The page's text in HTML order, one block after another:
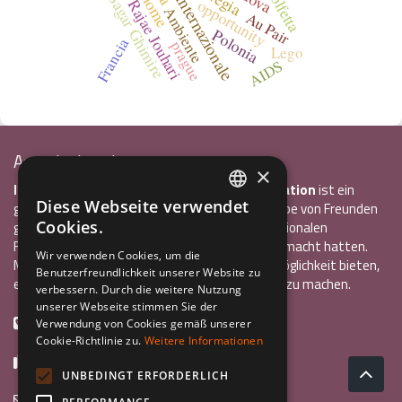
opportunity
Polonia
Rajae Jouhari
Sagar Ghimire AIDS
Ambiente Au Pair
Francia Lego
prague
Associazione Inco
InCo – Verein für Interkulturelle Kommunikationist ein
gemeinnütziger Verein, der 2004 von einer Gruppe von Freunden
gegründet wurde, die alle bereits einen internationalen
Freiwilligendienst oder ein Auslandsstudium gemacht hatten.
Mit InCo wollten sie anderen Jugendlichen die Möglichkeit bieten,
eine ähnlich bereichernde Erfahrung im Ausland zu machen.
+39 0461 984355
ITALIAN
GERMAN
×
Diese Webseite verwendet
Cookies.
Wir verwenden Cookies, um die
Benutzerfreundlichkeit unserer Website zu
verbessern. Durch die weitere Nutzung
unserer Webseite stimmen Sie der
Verwendung von Cookies gemäß unserer
Cookie-Richtlinie zu. Weitere Informationen
UNBEDINGT ERFORDERLICH